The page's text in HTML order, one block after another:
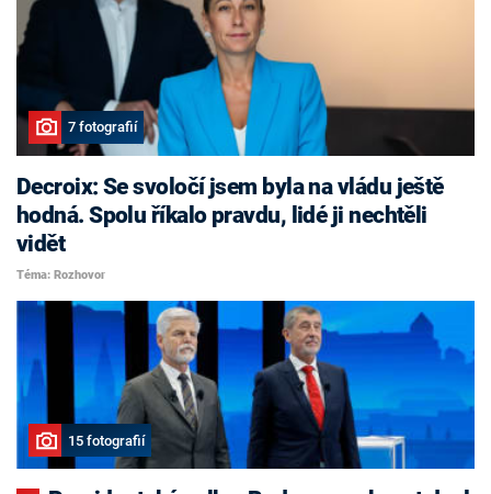
7 fotografií
Decroix: Se svoločí jsem byla na vládu ještě
hodná. Spolu říkalo pravdu, lidé ji nechtěli
vidět
Téma: Rozhovor
15 fotografií